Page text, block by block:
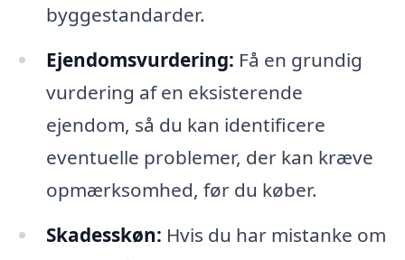
byggestandarder.
Ejendomsvurdering: Få en grundig
vurdering af en eksisterende
ejendom, så du kan identificere
eventuelle problemer, der kan kræve
opmærksomhed, før du køber.
Skadesskøn: Hvis du har mistanke om